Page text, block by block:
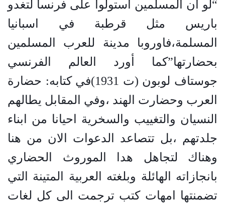
“لو ان المسلمين استولوا على فرنسا لتغدو
باريس مثل قرطبة في اسبانيا
المسلمة،فاوروبا مدينة للعرب المسلمين
بحضارتها”كما أورد العالم الفرنسي
جوستاف لوبون (ت 1931)في كتابه: حضارة
العرب وحضارت الهند ،وفي المقابل يطالهم
النسيان والتغييب والسخرية احيانا من ابناء
جلدتهم ،بل تتصاعد الدعوات الان من هنا
وهناك لتجاهل هدا الموروث الحضاري
بانجازاته الهائلة وبلغته العربية المتينة التي
تضمنتها امهات كتب ترجمت الى كل لغات